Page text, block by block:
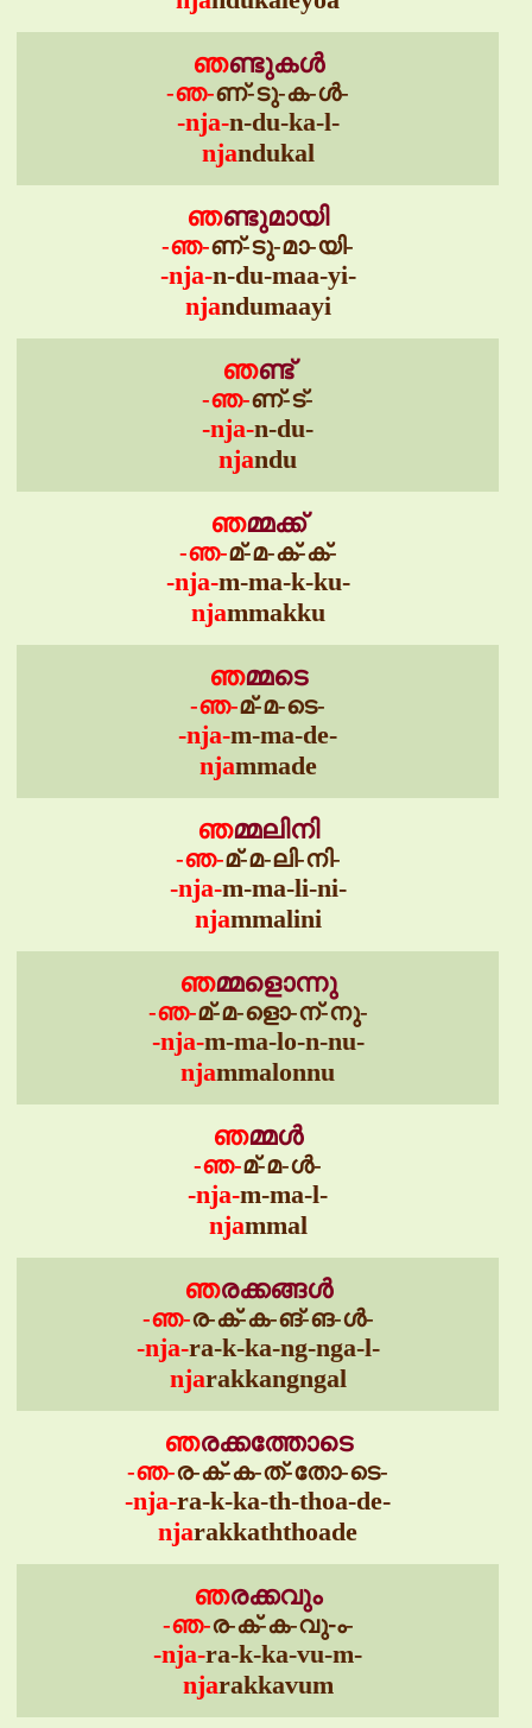
ഞണ്ടുകൾ
-ഞ-ണ്-ടു-ക-ൾ-
-nja-n-du-ka-l-
njandukal
ഞണ്ടുമായി
-ഞ-ണ്-ടു-മാ-യി-
-nja-n-du-maa-yi-
njandumaayi
ഞണ്ട്
-ഞ-ണ്-ട്-
-nja-n-du-
njandu
ഞമ്മക്ക്
-ഞ-മ്-മ-ക്-ക്-
-nja-m-ma-k-ku-
njammakku
ഞമ്മടെ
-ഞ-മ്-മ-ടെ-
-nja-m-ma-de-
njammade
ഞമ്മലിനി
-ഞ-മ്-മ-ലി-നി-
-nja-m-ma-li-ni-
njammalini
ഞമ്മളൊന്നു
-ഞ-മ്-മ-ളൊ-ന്-നു-
-nja-m-ma-lo-n-nu-
njammalonnu
ഞമ്മൾ
-ഞ-മ്-മ-ൾ-
-nja-m-ma-l-
njammal
ഞരക്കങ്ങൾ
-ഞ-ര-ക്-ക-ങ്-ങ-ൾ-
-nja-ra-k-ka-ng-nga-l-
njarakkangngal
ഞരക്കത്തോടെ
-ഞ-ര-ക്-ക-ത്-തോ-ടെ-
-nja-ra-k-ka-th-thoa-de-
njarakkaththoade
ഞരക്കവും
-ഞ-ര-ക്-ക-വു-ം-
-nja-ra-k-ka-vu-m-
njarakkavum